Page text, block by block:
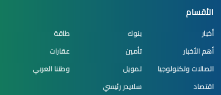
الأقسام
أخبار
أهم الأخبار
اتصالات وتكنولوجيا
اقتصاد
بنوك
تأمين
تمويل
سلايدر رئيسي
طاقة
عقارات
وطننا العربي